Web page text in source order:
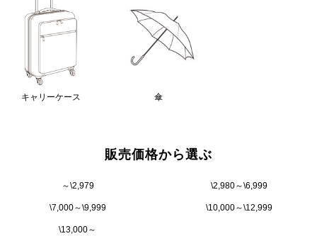
キャリーケース 傘
販売価格から選ぶ
～\2,979 \2,980～\6,999
\7,000～\9,999 \10,000～\12,999
\13,000～